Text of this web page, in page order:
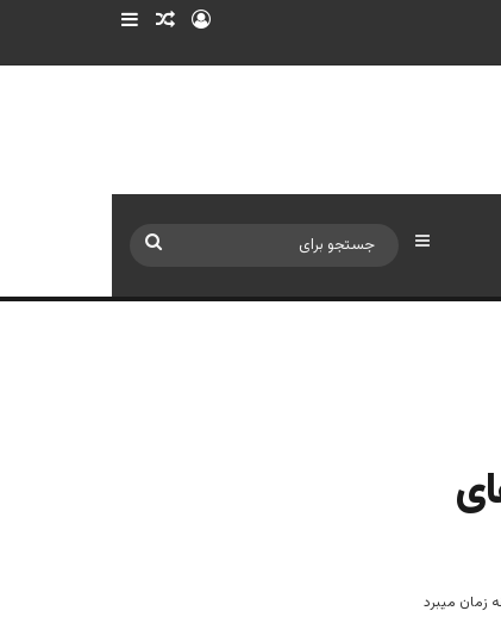
ورود نوشته تصادفی
سایدبار